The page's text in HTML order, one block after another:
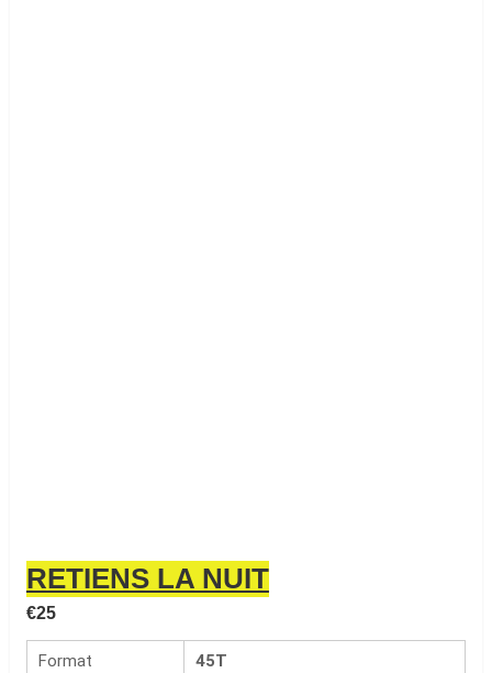
RETIENS LA NUIT
€25
Format 45T